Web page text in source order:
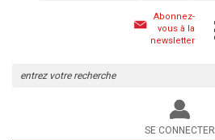
Abonnez-
vous à la
newsletter
le
site
SE CONNECTER